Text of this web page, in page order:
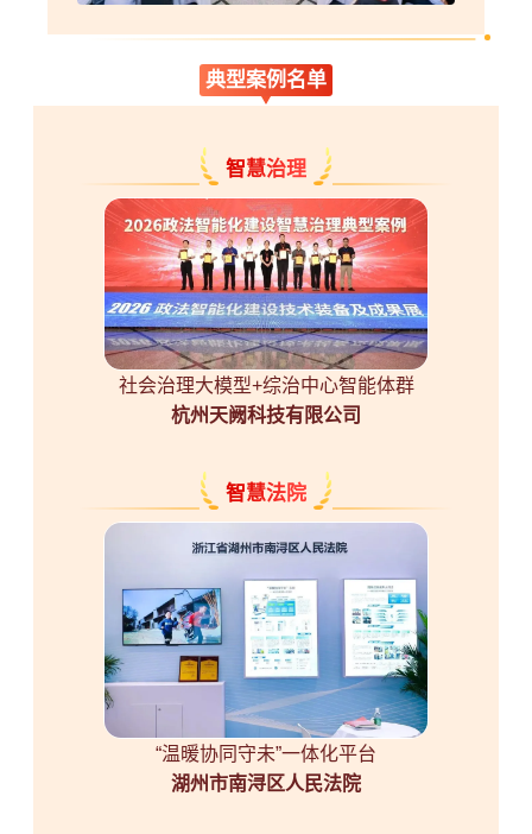
典型案例名单
智慧治理
社会治理大模型+综治中心智能体群
杭州天阙科技有限公司
智慧法院
“温暖协同守未”一体化平台
湖州市南浔区人民法院